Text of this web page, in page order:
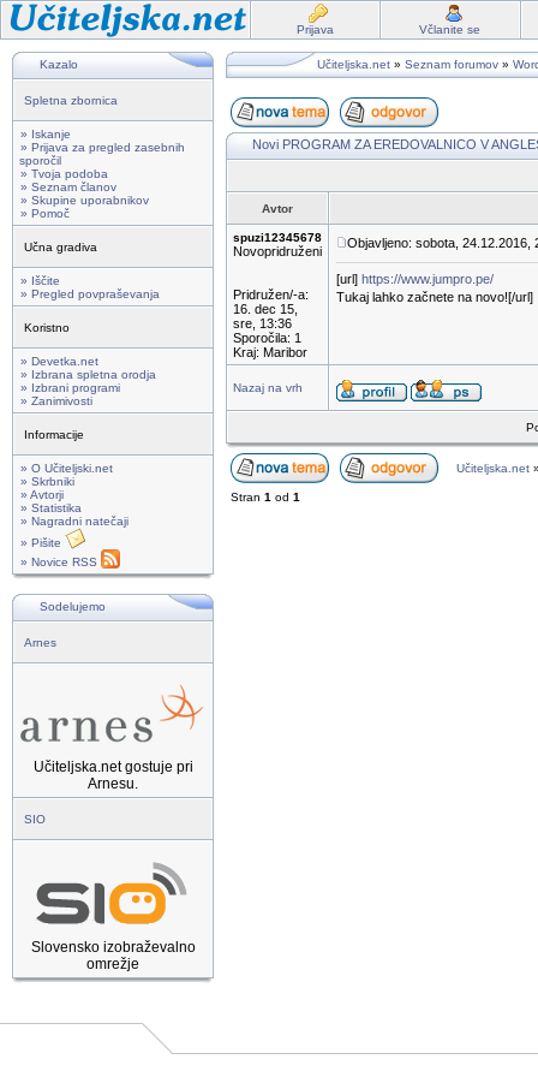
Prijava Včlanite se
Kazalo
Spletna zbornica
» Iskanje
» Prijava za pregled zasebnih
sporočil
» Tvoja podoba
» Seznam članov
» Skupine uporabnikov
» Pomoč
Učna gradiva
» Iščite
» Pregled povpraševanja
Koristno
» Devetka.net
» Izbrana spletna orodja
» Izbrani programi
» Zanimivosti
Informacije
» O Učiteljski.net
» Skrbniki
» Avtorji
» Statistika
» Nagradni natečaji
» Pišite
» Novice RSS
Sodelujemo
Arnes
Učiteljska.net gostuje pri
Arnesu.
SIO
Slovensko izobraževalno
omrežje
Učiteljska.net » Seznam forumov »
Novi PROGRAM ZA EREDOVALNICO V
Avtor
spuzi12345678
Novopridruženi
Pridružen/-a:
16. dec 15,
sre, 13:36
Sporočila: 1
Kraj: Maribor
Objavljeno: sobota, 24.12.2016,
[url] https://www.jumpro.pe/
Tukaj lahko začnete na novo![/url]
Nazaj na vrh
Učiteljska.net
Stran 1 od 1